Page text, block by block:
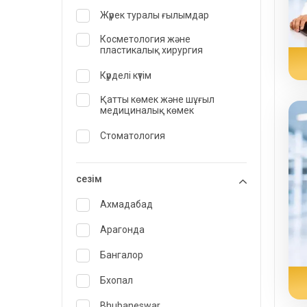
Жүрек туралы ғылымдар
Косметология және
пластикалық хирургия
Күрделі күтім
Қатты көмек және шұғыл
медициналық көмек
Стоматология
Диетолог және тамақтану
диабетке күтім жасау
ЛОР
сезім
Ахмадабад
Арагонда
Бангалор
Бхопал